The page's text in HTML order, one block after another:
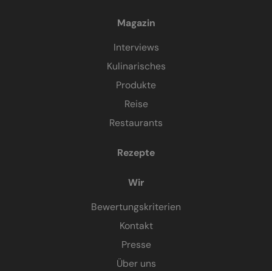
Magazin
Interviews
Kulinarisches
Produkte
Reise
Restaurants
Rezepte
Wir
Bewertungskriterien
Kontakt
Presse
Über uns